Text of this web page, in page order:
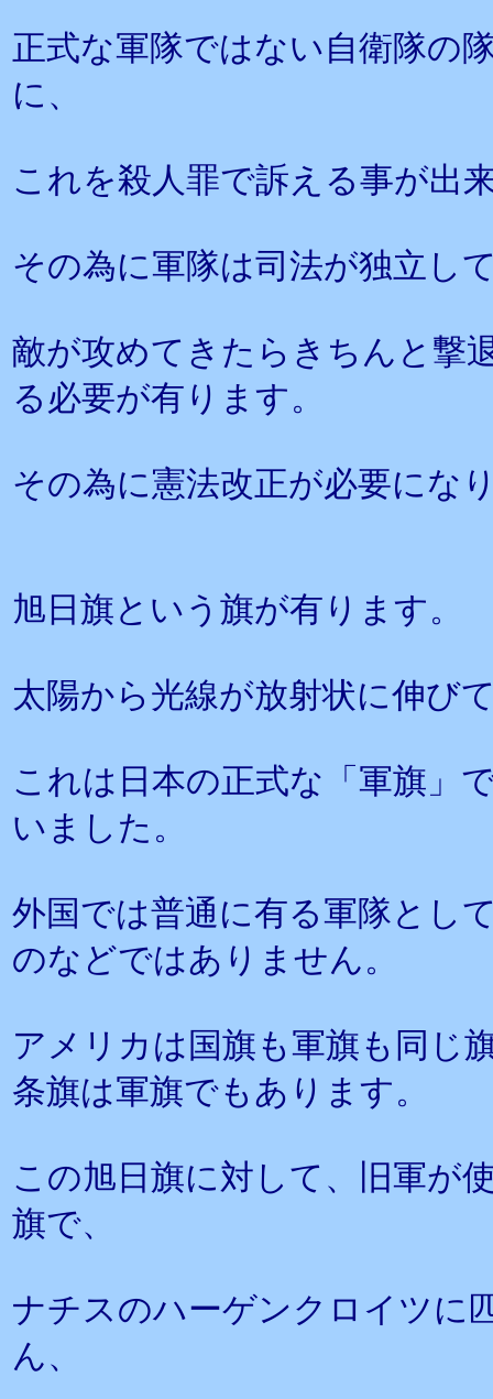
正式な軍隊ではない自衛隊の
に、
これを殺人罪で訴える事が出
その為に軍隊は司法が独立し
敵が攻めてきたらきちんと撃
る必要が有ります。
その為に憲法改正が必要にな
旭日旗という旗が有ります。
太陽から光線が放射状に伸び
これは日本の正式な「軍旗」
いました。
外国では普通に有る軍隊とし
のなどではありません。
アメリカは国旗も軍旗も同じ
条旗は軍旗でもあります。
この旭日旗に対して、旧軍が
旗で、
ナチスのハーゲンクロイツに
ん、